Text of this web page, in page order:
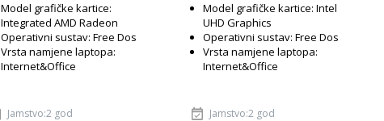
Model grafičke kartice:
Integrated AMD Radeon
Operativni sustav: Free Dos
Vrsta namjene laptopa:
Internet&Office
Jamstvo:2 god
Model grafičke kartice: Intel
UHD Graphics
Operativni sustav: Free Dos
Vrsta namjene laptopa:
Internet&Office
Jamstvo:2 god